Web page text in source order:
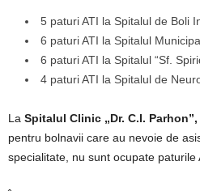
5 paturi ATI la Spitalul de Boli
6 paturi ATI la Spitalul
6 paturi ATI la Spitalul “Sf.
4 paturi ATI la Spitalul de
La Spitalul Clinic „Dr. C.I. Parhon”,
pentru bolnavii care au nevoie de
specialitate, nu sunt ocupate paturile